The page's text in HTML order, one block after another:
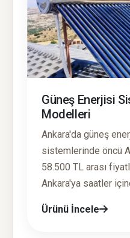
Güneş Enerjisi
Modelleri
Ankara'da güneş
sistemlerinde öncü
58.500 TL arası
Ankara'ya saatler
Ürünü İncele